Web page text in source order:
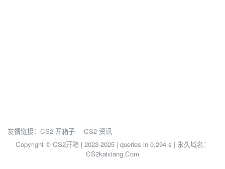
友情链接： CS2 开箱子
CS2 资讯
Copyright © CS2开箱 | 2023-2025 | queries in 0.294 s | 永久域名：
CS2kaixiang.Com